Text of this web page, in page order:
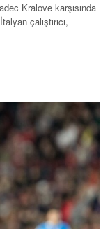
Kralove karşısında
çalıştırıcı,